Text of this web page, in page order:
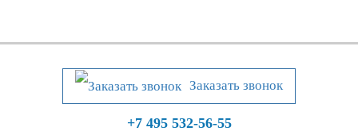
Заказать звонок
+7 495 532-56-55